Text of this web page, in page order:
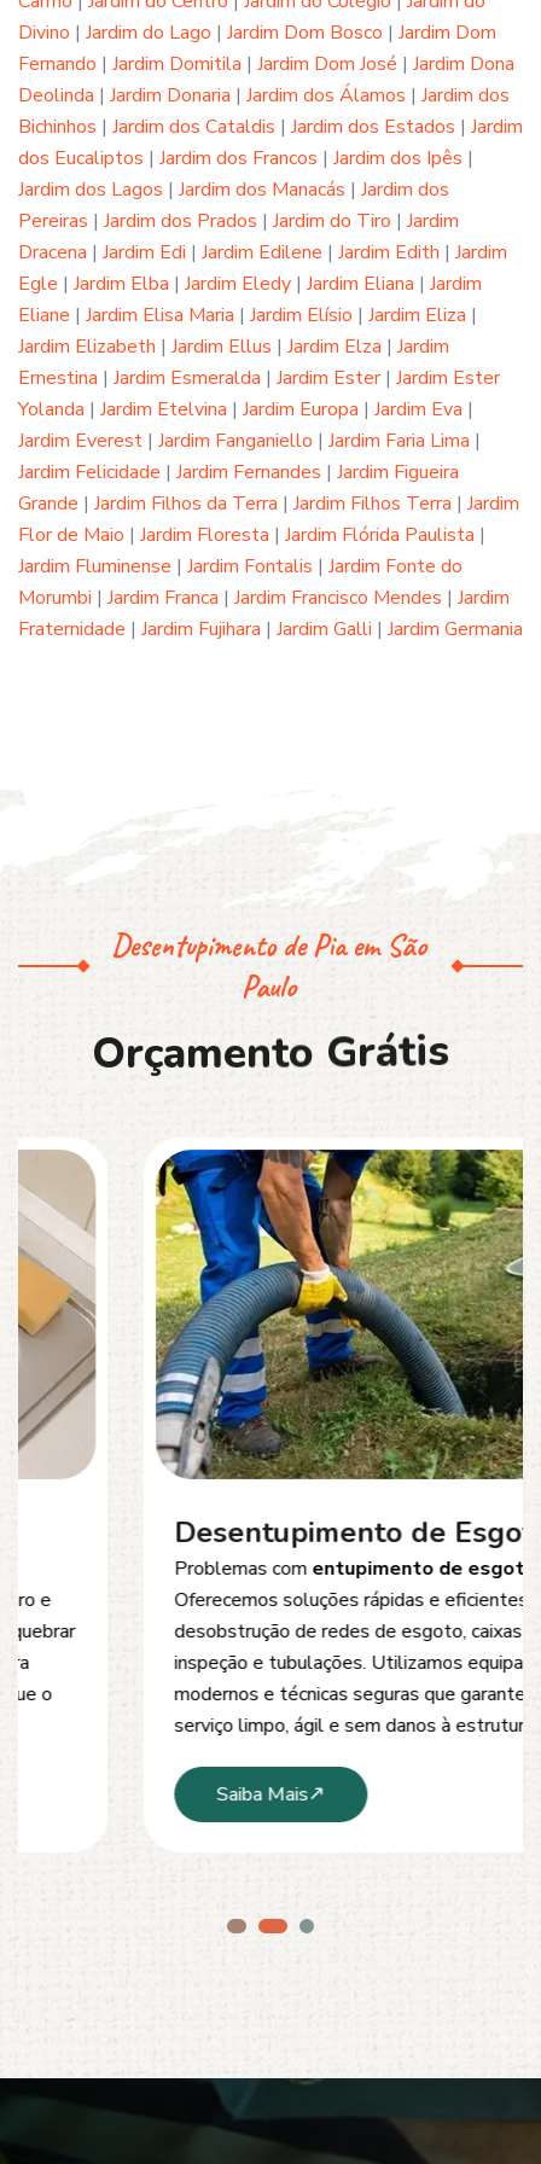
Divino | Jardim do Lago | Jardim Dom Bosco | Jardim Dom
Fernando | Jardim Domitila | Jardim Dom José | Jardim Dona
Deolinda | Jardim Donaria | Jardim dos Álamos | Jardim dos
Bichinhos | Jardim dos Cataldis | Jardim dos Estados | Jardim
dos Eucaliptos | Jardim dos Francos | Jardim dos Ipês |
Jardim dos Lagos | Jardim dos Manacás | Jardim dos
Pereiras | Jardim dos Prados | Jardim do Tiro | Jardim
Dracena | Jardim Edi | Jardim Edilene | Jardim Edith | Jardim
Egle | Jardim Elba | Jardim Eledy | Jardim Eliana | Jardim
Eliane | Jardim Elisa Maria | Jardim Elísio | Jardim Eliza |
Jardim Elizabeth | Jardim Ellus | Jardim Elza | Jardim
Ernestina | Jardim Esmeralda | Jardim Ester| Jardim Ester
Yolanda | Jardim Etelvina | Jardim Europa | Jardim Eva |
Jardim Everest | Jardim Fanganiello | Jardim Faria Lima |
Jardim Felicidade | Jardim Fernandes | Jardim Figueira
Grande | Jardim Filhos da Terra | Jardim Filhos Terra | Jardim
Flor de Maio | Jardim Floresta | Jardim Flórida Paulista |
Jardim Fluminense | Jardim Fontalis | Jardim Fonte do
Morumbi | Jardim Franca | Jardim Francisco Mendes | Jardim
Fraternidade | Jardim Fujihara | Jardim Galli | Jardim Germania
Desentupimento de Pia em São
Paulo
Orçamento Grátis
Desentupimento de Esgoto
Problemas comentupimento de esgoto?
Oferecemos soluções rápidas e eficientes para
desobstrução de redes de esgoto, caixas de
inspeção e tubulações. Utilizamos equipamentos
modernos e técnicas seguras que garantem um
serviço limpo, ágil e sem danos à estrutura.
Saiba Mais